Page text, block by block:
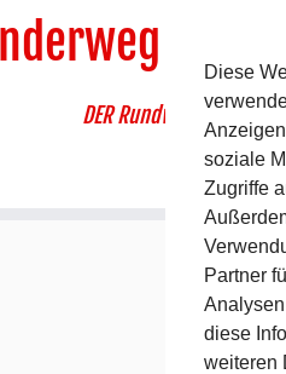
DER Rundwanderweg
Diese
soziale
Zugriffe
Partner
diese
weiteren